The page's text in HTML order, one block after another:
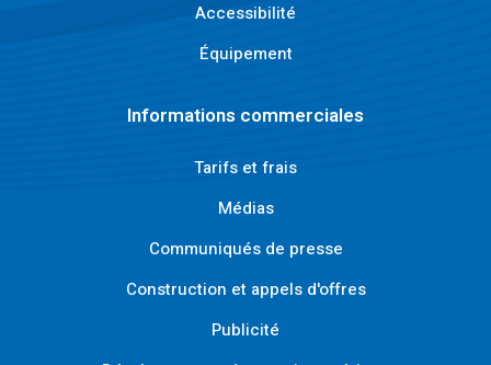
Accessibilité
Équipement
Informations commerciales
Tarifs et frais
Médias
Communiqués de presse
Construction et appels d'offres
Publicité